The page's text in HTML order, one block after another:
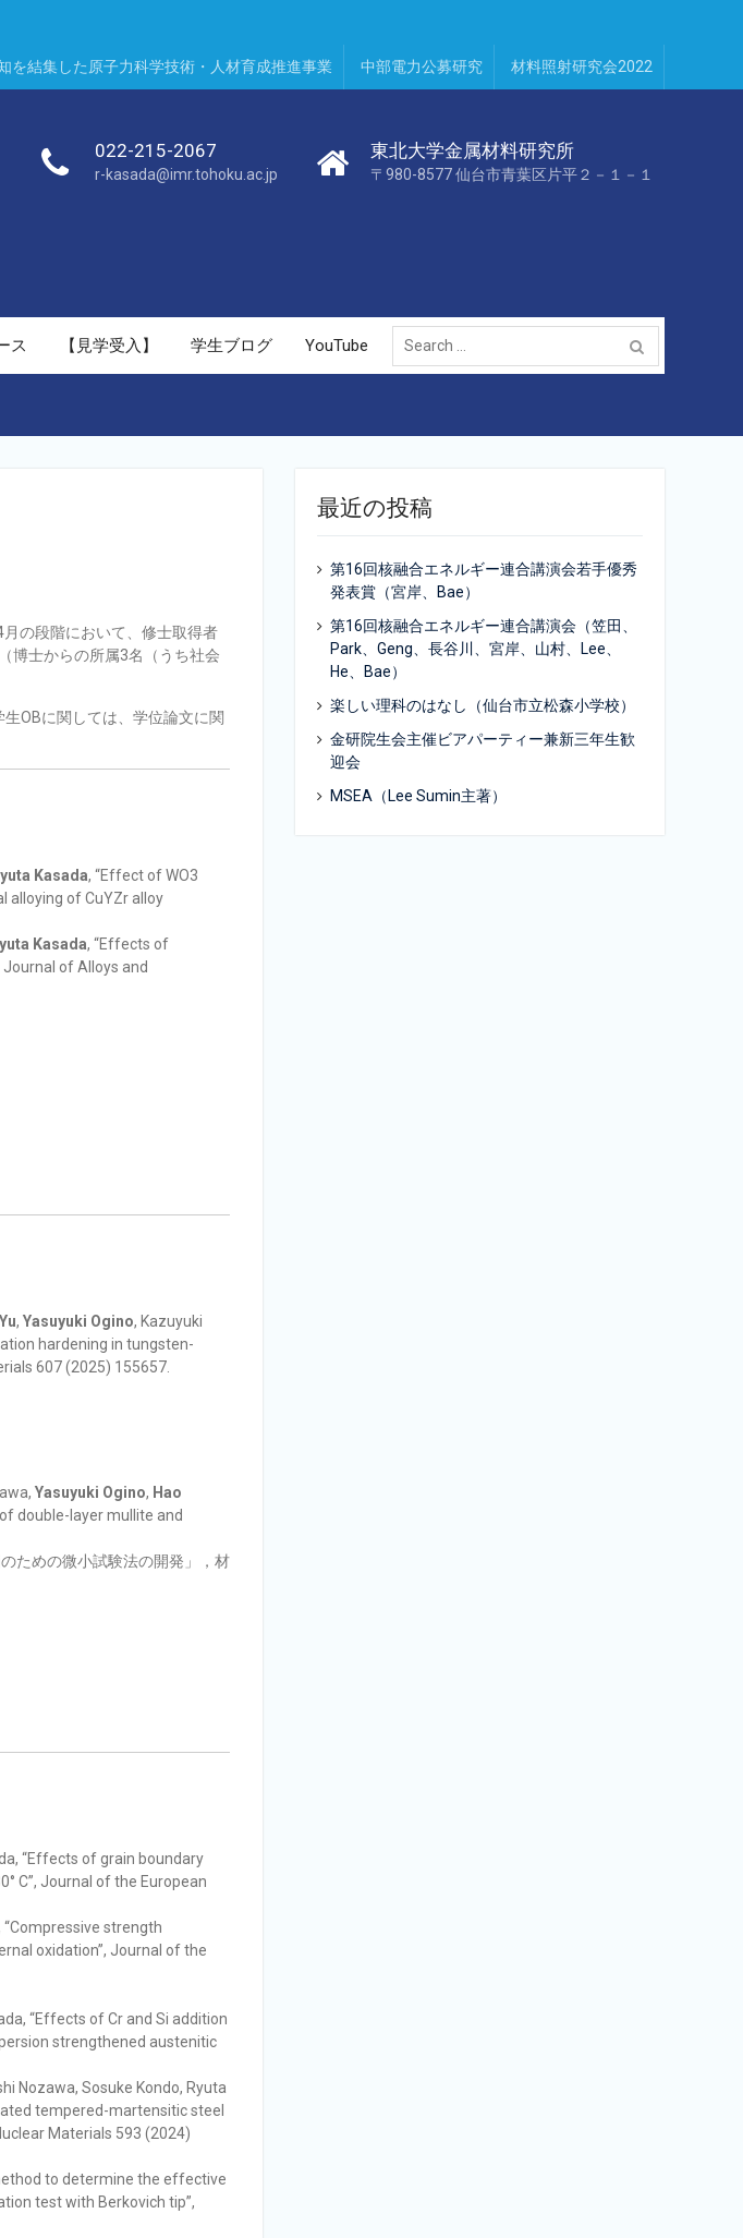
を結集した原子力科学技術・人材育成推進事業 中部電力公募研究 材料照射研究会2022
022-215-2067
r-kasada@imr.tohoku.ac.jp
東北大学金属材料研究所
〒980-8577 仙台市青葉区片平２－１－１
ス 【見学受入】 学生ブログ YouTube
Search
for:
の段階において、修士取得者
博士からの所属3名（うち社会
OBに関しては、学位論文に関
Kasada, “Effect of WO3
alloying of CuYZr alloy
Kasada, “Effects of
of Alloys and
, Yasuyuki Ogino, Kazuyuki
hardening in tungsten-
607 (2025) 155657.
Yasuyuki Ogino, Hao
double-layer mullite and
ための微小試験法の開発」，材
“Effects of grain boundary
C”, Journal of the European
“Compressive strength
oxidation”, Journal of the
“Effects of Cr and Si addition
strengthened austenitic
Nozawa, Sosuke Kondo, Ryuta
tempered-martensitic steel
Materials 593 (2024)
to determine the effective
test with Berkovich tip”,
最近の投稿
第16回核融合エネルギー連合講演会若手優秀
発表賞（宮岸、Bae）
第16回核融合エネルギー連合講演会（笠田、
Park、Geng、長谷川、宮岸、山村、Lee、
He、Bae）
楽しい理科のはなし（仙台市立松森小学校）
金研院生会主催ビアパーティー兼新三年生歓
迎会
MSEA（Lee Sumin主著）